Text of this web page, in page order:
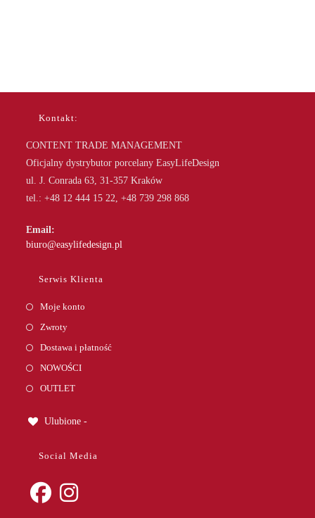
Kontakt:
CONTENT TRADE MANAGEMENT
Oficjalny dystrybutor porcelany EasyLifeDesign
ul. J. Conrada 63, 31-357 Kraków
tel.: +48 12 444 15 22, +48 739 298 868
Email:
biuro@easylifedesign.pl
Serwis Klienta
Moje konto
Zwroty
Dostawa i płatność
NOWOŚCI
OUTLET
Ulubione -
Social Media